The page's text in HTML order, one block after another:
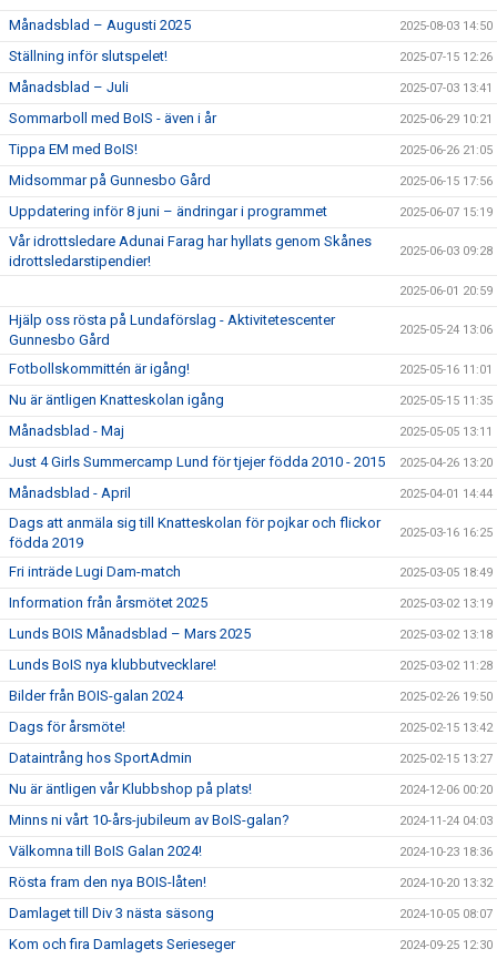
Månadsblad – Augusti 2025 2025-08-03 14:50
Ställning inför slutspelet! 2025-07-15 12:26
Månadsblad – Juli 2025-07-03 13:41
Sommarboll med BoIS - även i år 2025-06-29 10:21
Tippa EM med BoIS! 2025-06-26 21:05
Midsommar på Gunnesbo Gård 2025-06-15 17:56
Uppdatering inför 8 juni – ändringar i programmet 2025-06-07 15:19
Vår idrottsledare Adunai Farag har hyllats genom Skånes
idrottsledarstipendier!
2025-06-03 09:28
2025-06-01 20:59
Hjälp oss rösta på Lundaförslag - Aktivitetescenter
Gunnesbo Gård
2025-05-24 13:06
Fotbollskommittén är igång! 2025-05-16 11:01
Nu är äntligen Knatteskolan igång 2025-05-15 11:35
Månadsblad - Maj 2025-05-05 13:11
Just 4 Girls Summercamp Lund för tjejer födda 2010 - 2015 2025-04-26 13:20
Månadsblad - April 2025-04-01 14:44
Dags att anmäla sig till Knatteskolan för pojkar och flickor
födda 2019
2025-03-16 16:25
Fri inträde Lugi Dam-match 2025-03-05 18:49
Information från årsmötet 2025 2025-03-02 13:19
Lunds BOIS Månadsblad – Mars 2025 2025-03-02 13:18
Lunds BoIS nya klubbutvecklare! 2025-03-02 11:28
Bilder från BOIS-galan 2024 2025-02-26 19:50
Dags för årsmöte! 2025-02-15 13:42
Dataintrång hos SportAdmin 2025-02-15 13:27
Nu är äntligen vår Klubbshop på plats! 2024-12-06 00:20
Minns ni vårt 10-års-jubileum av BoIS-galan? 2024-11-24 04:03
Välkomna till BoIS Galan 2024! 2024-10-23 18:36
Rösta fram den nya BOIS-låten! 2024-10-20 13:32
Damlaget till Div 3 nästa säsong 2024-10-05 08:07
Kom och fira Damlagets Serieseger 2024-09-25 12:30